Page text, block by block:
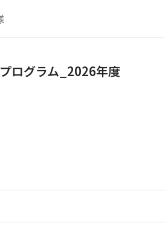
ログラム_2026年度